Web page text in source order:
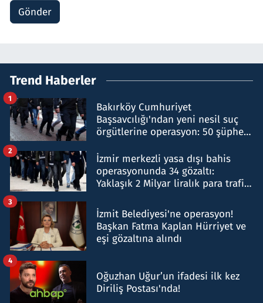
Gönder
Trend Haberler
Bakırköy Cumhuriyet
Başsavcılığı'ndan yeni nesil suç
örgütlerine operasyon: 50 şüpheli
1
İzmir merkezli yasa dışı bahis
operasyonunda 34 gözaltı:
Yaklaşık 2 Milyar liralık para trafiği
2
İzmit Belediyesi'ne operasyon!
Başkan Fatma Kaplan Hürriyet ve
eşi gözaltına alındı
3
Oğuzhan Uğur’un ifadesi ilk kez
Diriliş Postası'nda!
4